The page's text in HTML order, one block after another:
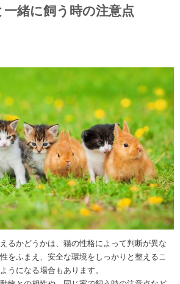
緒に飼う時の注意点
るかどうかは、猫の性格によって判断が異な
をふまえ、安全な環境をしっかりと整えるこ
うになる場合もあります。